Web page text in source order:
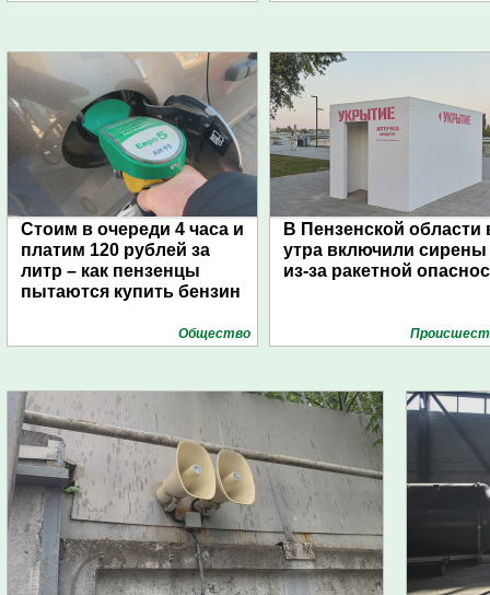
Стоим в очереди 4 часа и
платим 120 рублей за
литр – как пензенцы
пытаются купить бензин
Общество
В Пензенской области
утра включили сирены
из-за ракетной